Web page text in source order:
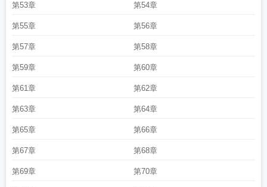
第53章 第54章
第55章 第56章
第57章 第58章
第59章 第60章
第61章 第62章
第63章 第64章
第65章 第66章
第67章 第68章
第69章 第70章